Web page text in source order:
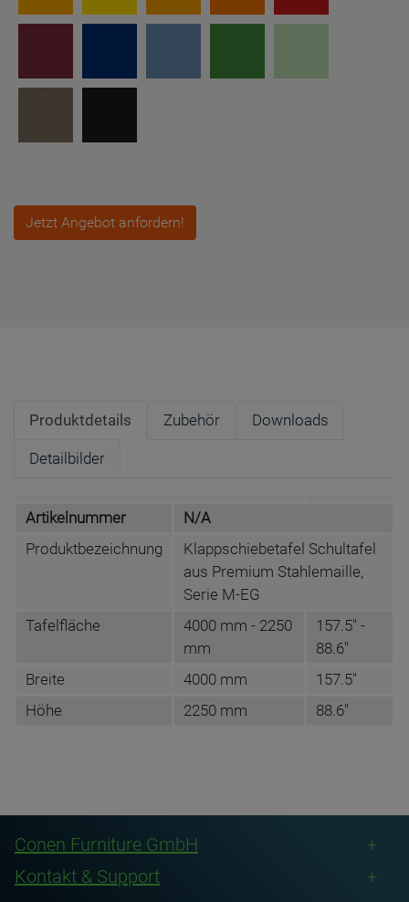
Jetzt Angebot anfordern!
Produktdetails Zubehör Downloads
Detailbilder
Artikelnummer
N/A
Produktbezeichnung
Klappschiebetafel Schultafel
aus Premium Stahlemaille,
Serie M-EG
Tafelfläche
4000 mm - 2250
mm
157.5" -
88.6"
Breite
4000 mm
157.5"
Höhe
2250 mm 88.6"
Tafelfläche gesondert aus!
Conen Furniture GmbH
Kontakt & Support